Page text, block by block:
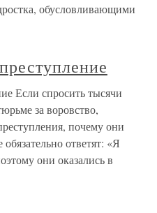
обусловливающими
Если спросить тысячи
за воровство,
почему они
ответят: «Я
они оказались в